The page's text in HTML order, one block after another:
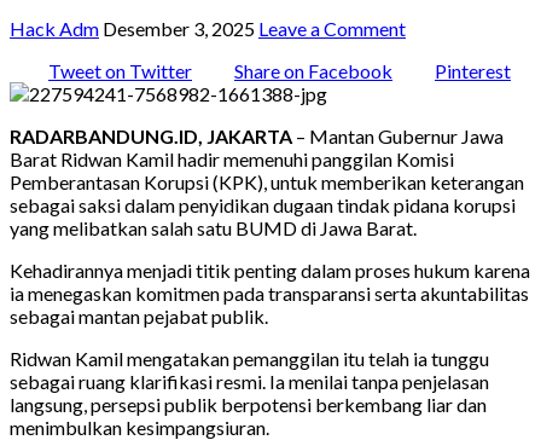
Hack Adm Desember 3, 2025 Leave a Comment
Tweet on Twitter
Share on Facebook Pinterest
RADARBANDUNG.ID, JAKARTA – Mantan Gubernur Jawa
Barat Ridwan Kamil hadir memenuhi panggilan Komisi
Pemberantasan Korupsi (KPK), untuk memberikan keterangan
sebagai saksi dalam penyidikan dugaan tindak pidana korupsi
yang melibatkan salah satu BUMD di Jawa Barat.
Kehadirannya menjadi titik penting dalam proses hukum karena
ia menegaskan komitmen pada transparansi serta akuntabilitas
sebagai mantan pejabat publik.
Ridwan Kamil mengatakan pemanggilan itu telah ia tunggu
sebagai ruang klarifikasi resmi. Ia menilai tanpa penjelasan
langsung, persepsi publik berpotensi berkembang liar dan
menimbulkan kesimpangsiuran.